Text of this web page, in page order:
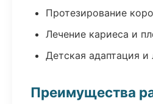
Протезирование
Лечение кариеса и
Детская адаптация и
Преимущества